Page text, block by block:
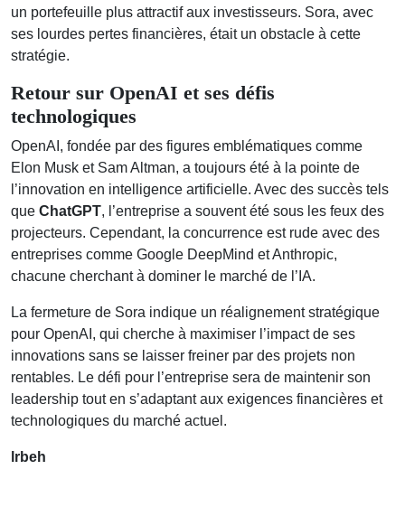
un portefeuille plus attractif aux investisseurs. Sora, avec
ses lourdes pertes financières, était un obstacle à cette
stratégie.
Retour sur OpenAI et ses défis
technologiques
OpenAI, fondée par des figures emblématiques comme
Elon Musk et Sam Altman, a toujours été à la pointe de
l’innovation en intelligence artificielle. Avec des succès tels
que ChatGPT, l’entreprise a souvent été sous les feux des
projecteurs. Cependant, la concurrence est rude avec des
entreprises comme Google DeepMind et Anthropic,
chacune cherchant à dominer le marché de l’IA.
La fermeture de Sora indique un réalignement stratégique
pour OpenAI, qui cherche à maximiser l’impact de ses
innovations sans se laisser freiner par des projets non
rentables. Le défi pour l’entreprise sera de maintenir son
leadership tout en s’adaptant aux exigences financières et
technologiques du marché actuel.
lrbeh